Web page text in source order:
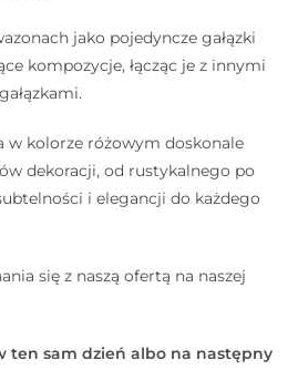
jako pojedyncze gałązki
kompozycje, łącząc je z innymi
w kolorze różowym doskonale
dekoracji, od rustykalnego po
i elegancji do każdego
się z naszą ofertą na naszej
ten sam dzień albo na następny